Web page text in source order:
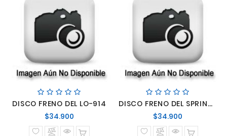
DISCO FRENO DEL LO-914
$34.900
normal
DISCO FRENO DEL SPRINTER 315
$34.900
normal